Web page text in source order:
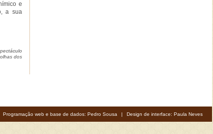
e
a sua
dos
Programação web e base de dados: Pedro Sousa | Design de interface: Paula Neves